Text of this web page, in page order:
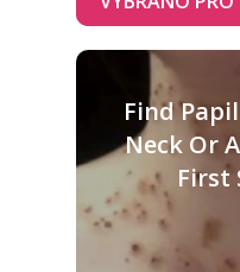
Find
Neck Or
First